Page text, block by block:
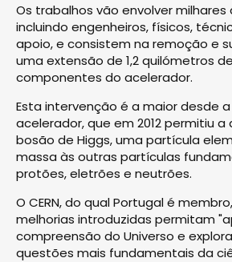
Os trabalhos vão envolver milhares
incluindo engenheiros, físicos,
apoio, e consistem na remoção e
uma extensão de 1,2 quilómetros
componentes do acelerador.
Esta intervenção é a maior desde
acelerador, que em 2012 permitiu
bosão de Higgs, uma partícula
massa às outras partículas
protões, eletrões e neutrões.
O CERN, do qual Portugal é
melhorias introduzidas permitam
compreensão do Universo e
questões mais fundamentais da